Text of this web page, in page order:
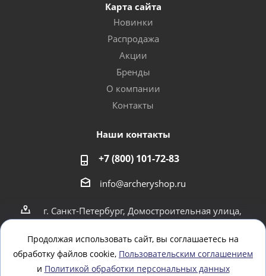
Карта сайта
Новинки
Распродажа
Акции
Бренды
О компании
Контакты
Наши контакты
+7 (800) 101-72-83
info@archeryshop.ru
г. Санкт-Петербург, Домостроительная улица,
г. Санкт-Петербург Пионерская 21
Оставайтесь на связи
Продолжая использовать сайт, вы соглашаетесь на
обработку файлов cookie, Пользовательским соглашением
и Политикой обработки персональных данных